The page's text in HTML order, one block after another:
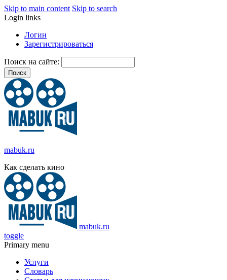
Skip to main content Skip to search
Login links
Логин
Зарегистрироваться
Поиск на сайте:
mabuk.ru
Как сделать кино
mabuk.ru
toggle
Primary menu
Услуги
Словарь